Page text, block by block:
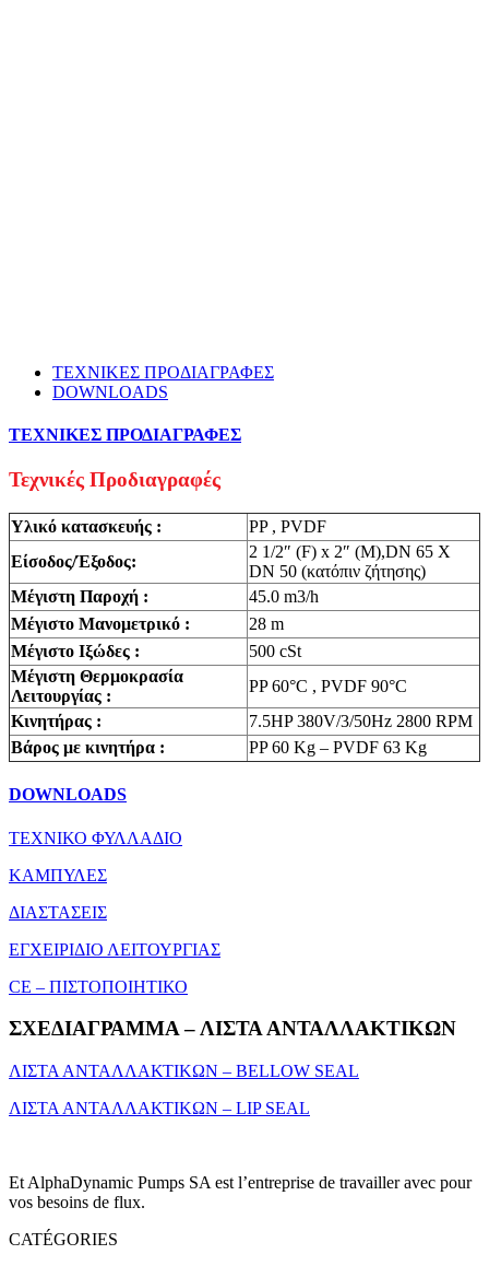
ΤΕΧΝΙΚΕΣ ΠΡΟΔΙΑΓΡΑΦΕΣ
DOWNLOADS
ΤΕΧΝΙΚΕΣ ΠΡΟΔΙΑΓΡΑΦΕΣ
Τεχνικές Προδιαγραφές
Υλικό κατασκευής :
PP , PVDF
Είσοδος/Έξοδος:
2 1/2″ (F) x 2″ (M),DN 65 X
DN 50 (κατόπιν ζήτησης)
Μέγιστη Παροχή :
45.0 m3/h
Μέγιστο Μανομετρικό :
28 m
Μέγιστο Ιξώδες :
500 cSt
Mέγιστη Θερμοκρασία
Λειτουργίας :
PP 60°C , PVDF 90°C
Κινητήρας :
7.5HP 380V/3/50Hz 2800 RPM
Βάρος με κινητήρα :
PP 60 Kg – PVDF 63 Kg
DOWNLOADS
ΤΕΧΝΙΚΟ ΦΥΛΛΑΔΙΟ
ΚΑΜΠΥΛΕΣ
ΔΙΑΣΤΑΣΕΙΣ
ΕΓΧΕΙΡΙΔΙΟ ΛΕΙΤΟΥΡΓΙΑΣ
CE – ΠΙΣΤΟΠΟΙΗΤΙΚΟ
ΣΧΕΔΙΑΓΡΑΜΜΑ – ΛΙΣΤΑ ΑΝΤΑΛΛΑΚΤΙΚΩΝ
ΛΙΣΤΑ ΑΝΤΑΛΛΑΚΤΙΚΩΝ – BELLOW SEAL
ΛΙΣΤΑ ΑΝΤΑΛΛΑΚΤΙΚΩΝ – LIP SEAL
Et AlphaDynamic Pumps SA est l’entreprise de travailler avec pour
vos besoins de flux.
CATÉGORIES